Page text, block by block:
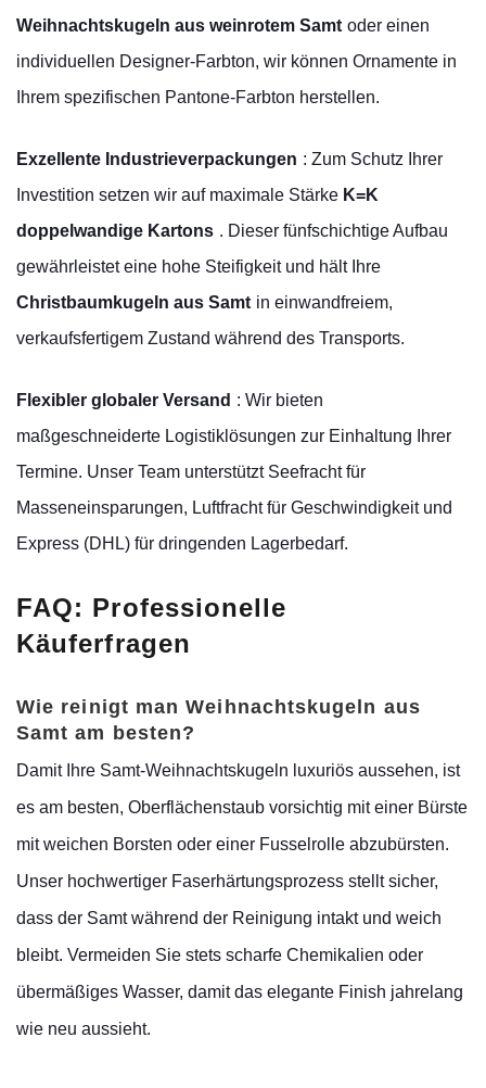
Weihnachtskugeln aus weinrotem Samt oder einen
individuellen Designer-Farbton, wir können Ornamente in
Ihrem spezifischen Pantone-Farbton herstellen.
Exzellente Industrieverpackungen : Zum Schutz Ihrer
Investition setzen wir auf maximale Stärke K=K
doppelwandige Kartons . Dieser fünfschichtige Aufbau
gewährleistet eine hohe Steifigkeit und hält Ihre
Christbaumkugeln aus Samt in einwandfreiem,
verkaufsfertigem Zustand während des Transports.
Flexibler globaler Versand : Wir bieten
maßgeschneiderte Logistiklösungen zur Einhaltung Ihrer
Termine. Unser Team unterstützt Seefracht für
Masseneinsparungen, Luftfracht für Geschwindigkeit und
Express (DHL) für dringenden Lagerbedarf.
FAQ: Professionelle
Käuferfragen
Wie reinigt man Weihnachtskugeln aus
Samt am besten?
Damit Ihre Samt-Weihnachtskugeln luxuriös aussehen, ist
es am besten, Oberflächenstaub vorsichtig mit einer Bürste
mit weichen Borsten oder einer Fusselrolle abzubürsten.
Unser hochwertiger Faserhärtungsprozess stellt sicher,
dass der Samt während der Reinigung intakt und weich
bleibt. Vermeiden Sie stets scharfe Chemikalien oder
übermäßiges Wasser, damit das elegante Finish jahrelang
wie neu aussieht.